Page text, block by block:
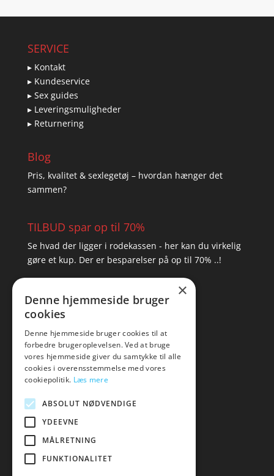
SERVICE
▸ Kontakt
▸ Kundeservice
▸ Sex guides
▸ Leveringsmuligheder
▸ Returnering
Blog
Pris, kvalitet & sexlegetøj – hvordan hænger det
sammen?
TILBUD spar op til 70%
Se hvad der ligger i rodekassen - her kan du virkelig
gøre et kup. Der er besparelser på op til 70% ..!
Tlf: 7876 8672
Mail: hej@amare.dk
×
Denne hjemmeside bruger
cookies
Denne hjemmeside bruger cookies til at
forbedre brugeroplevelsen. Ved at bruge
vores hjemmeside giver du samtykke til alle
cookies i overensstemmelse med vores
cookiepolitik. Læs mere
ABSOLUT NØDVENDIGE
YDEEVNE
MÅLRETNING
FUNKTIONALITET